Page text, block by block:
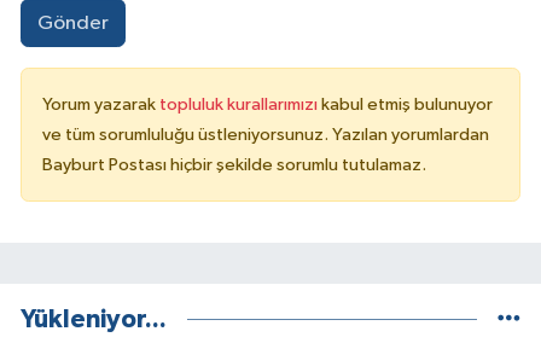
Gönder
Yorum yazarak topluluk kurallarımızı kabul etmiş bulunuyor
ve tüm sorumluluğu üstleniyorsunuz. Yazılan yorumlardan
Bayburt Postası hiçbir şekilde sorumlu tutulamaz.
Yükleniyor...